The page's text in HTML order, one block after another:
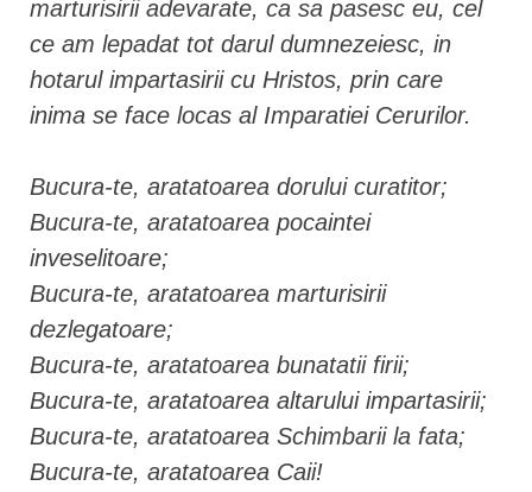
marturisirii adevarate, ca sa pasesc eu, cel
ce am lepadat tot darul dumnezeiesc, in
hotarul impartasirii cu Hristos, prin care
inima se face locas al Imparatiei Cerurilor.
Bucura-te, aratatoarea dorului curatitor;
Bucura-te, aratatoarea pocaintei
inveselitoare;
Bucura-te, aratatoarea marturisirii
dezlegatoare;
Bucura-te, aratatoarea bunatatii firii;
Bucura-te, aratatoarea altarului impartasirii;
Bucura-te, aratatoarea Schimbarii la fata;
Bucura-te, aratatoarea Caii!